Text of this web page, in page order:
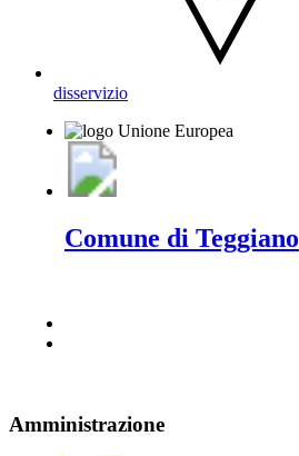
disservizio
Comune di Teggiano
Amministrazione